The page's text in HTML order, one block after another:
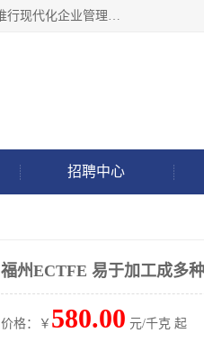
金华氟茂化工科技有限公司，位于浙江省的活力城市金华，公司集化工产品的技术研发、销售于一身，公司推行现代化企业管理理念，公司成立以来吸引了一批技术、业务、能力良好的科技人才，为多种产品的推广流通搭建良好的服务平台。我公司主要经营产品包括：PTFE微粉、FEP微粉、ECTFE、PES微粉等，这些产品由于具有、耐腐蚀、耐高温等性能而广泛应用于许多领域。
招聘中心
福州ECTFE 易于加工成多
价格：￥ 580.00 元/千克 起